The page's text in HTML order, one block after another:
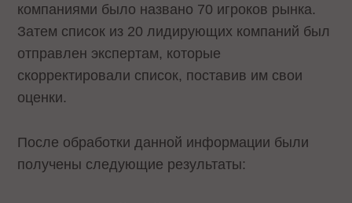
компаниями было названо 70 игроков рынка.
Затем список из 20 лидирующих компаний был
отправлен экспертам, которые
скорректировали список, поставив им свои
оценки.
После обработки данной информации были
получены следующие результаты: